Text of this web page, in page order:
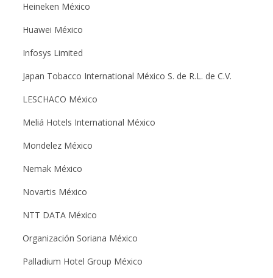
Heineken México
Huawei México
Infosys Limited
Japan Tobacco International México S. de R.L. de C.V.
LESCHACO México
Meliá Hotels International México
Mondelez México
Nemak México
Novartis México
NTT DATA México
Organización Soriana México
Palladium Hotel Group México